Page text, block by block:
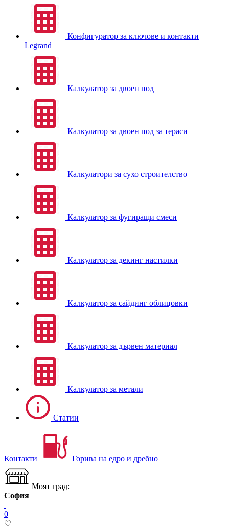
Конфигуратор за ключове и контакти
Legrand
Калкулатор за двоен под
Калкулатор за двоен под за тераси
Калкулатори за сухо строителство
Калкулатор за фугиращи смеси
Калкулатор за декинг настилки
Калкулатор за сайдинг облицовки
Калкулатор за дървен материал
Калкулатор за метали
Статии
Контакти Горива на едро и дребно
Моят град:
София
0
♡